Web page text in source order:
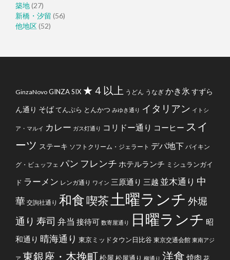
築地(27)
新橋・汐留 (56)
他地区(52)
GinzaNovo GINZA SIX ★４以上 うどん うなぎ かき氷 すずら
ん通り そばてんぷら とんかつ みゆき通り イタリアン イトシ
ア・マルイ カレー ガス灯通り コリドー通り コーヒー スイ
ーツ ステーキ ソフトクリーム・ジェラート デパ地下 バイキン
グ・ビュッフェ パン フレンチ ホテルランチ ミシュランガイ
ド ラーメン レンガ通り ワイン 三原通り 三越 並木通り 中
華 交詢社通り 和食喫茶 土曜ランチ 外堀
通り 寿司 弁当 接待可 数寄屋通り 日曜ランチ 昭
和通り 晴海通り 東京ミッドタウン日比谷 東京交通会館 東南アジ
ア 東銀座・木挽町松屋 松屋通り 柳通り 洋食 焼肉 花